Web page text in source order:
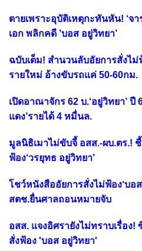
ตายเพราะอุบัติเหตุกะทันหัน! ‘จ
เอก พลิกคดี ’บอส อยู่วิทยา’
ฉบับเต็ม! สำนวนลับอัยการสั่งไม่
รายใหม่ อ้างขับรถแค่ 50-60กม.
เปิดอาณาจักร 62 บ.‘อยู่วิทยา’ ปี
แดง’รายได้ 4 หมื่นล.
มูลนิธิเมาไม่ขับจี้ อสส.-ผบ.ตร.!
ฟ้อง‘วรยุทธ อยู่วิทยา’
โชว์หนังสืออัยการสั่งไม่ฟ้อง‘บอ
สตช.ยื่นศาลถอนหมายจับ
อสส. แจงอิศรายังไม่ทราบเรื่อง!
สั่งฟ้อง 'บอส อยู่วิทยา'